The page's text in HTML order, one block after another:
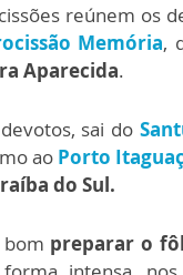
reúnem os
Memória,
Aparecida.
sai do
ao Porto
do Sul.
preparar o